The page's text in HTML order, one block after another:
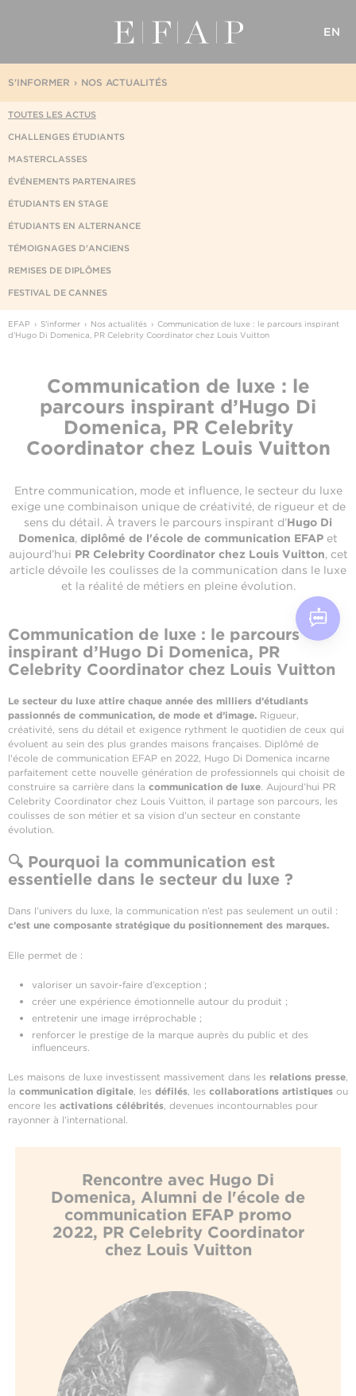
EN
NOS ACTUALITÉS
S'INFORMER
TOUTES LES ACTUS
CHALLENGES ÉTUDIANTS
MASTERCLASSES
ÉVÉNEMENTS PARTENAIRES
ÉTUDIANTS EN STAGE
ÉTUDIANTS EN ALTERNANCE
TÉMOIGNAGES D'ANCIENS
REMISES DE DIPLÔMES
FESTIVAL DE CANNES
EFAP S'informer Nos actualités
Communication de luxe : le parcours inspirant
d’Hugo Di Domenica, PR Celebrity Coordinator chez Louis Vuitton
Communication de luxe : le
parcours inspirant d’Hugo Di
Domenica, PR Celebrity
Coordinator chez Louis Vuitton
Entre communication, mode et influence, le secteur du luxe
exige une combinaison unique de créativité, de rigueur et de
sens du détail. À travers le parcours inspirant d’Hugo Di
Domenica, diplômé de l'école de communication EFAP et
aujourd’hui PR Celebrity Coordinator chez Louis Vuitton, cet
article dévoile les coulisses de la communication dans le luxe
et la réalité de métiers en pleine évolution.
Communication de luxe : le parcours
inspirant d’Hugo Di Domenica, PR
Celebrity Coordinator chez Louis Vuitton
Le secteur du luxe attire chaque année des milliers d’étudiants
passionnés de communication, de mode et d’image. Rigueur,
créativité, sens du détail et exigence rythment le quotidien de ceux qui
évoluent au sein des plus grandes maisons françaises. Diplômé de
l'école de communication EFAP en 2022, Hugo Di Domenica incarne
parfaitement cette nouvelle génération de professionnels qui choisit de
construire sa carrière dans la communication de luxe. Aujourd’hui PR
Celebrity Coordinator chez Louis Vuitton, il partage son parcours, les
coulisses de son métier et sa vision d’un secteur en constante
évolution.
🔍 Pourquoi la communication est
essentielle dans le secteur du luxe ?
Dans l’univers du luxe, la communication n’est pas seulement un outil :
c’est une composante stratégique du positionnement des marques.
Elle permet de :
valoriser un savoir-faire d’exception ;
créer une expérience émotionnelle autour du produit ;
entretenir une image irréprochable ;
renforcer le prestige de la marque auprès du public et des
influenceurs.
Les maisons de luxe investissent massivement dans les relations presse,
la communication digitale, les défilés, les collaborations artistiques ou
encore les activations célébrités, devenues incontournables pour
rayonner à l’international.
Rencontre avec Hugo Di
Domenica, Alumni de l'école de
communication EFAP promo
2022, PR Celebrity Coordinator
chez Louis Vuitton